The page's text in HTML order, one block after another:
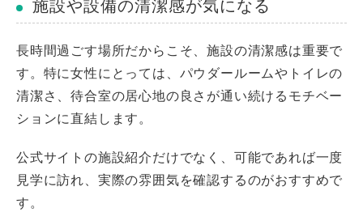
施設や設備の清潔感が気になる
長時間過ごす場所だからこそ、施設の清潔感は重要で
す。特に女性にとっては、パウダールームやトイレの
清潔さ、待合室の居心地の良さが通い続けるモチベー
ションに直結します。
公式サイトの施設紹介だけでなく、可能であれば一度
見学に訪れ、実際の雰囲気を確認するのがおすすめで
す。